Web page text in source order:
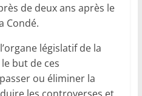
de deux ans après le
Condé.
législatif de la
but de ces
ou éliminer la